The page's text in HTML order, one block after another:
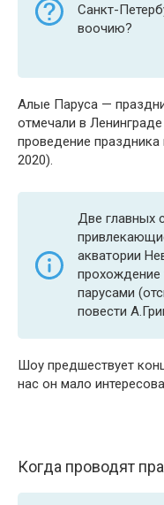
Санкт-
воочию?
Алые Паруса —
отмечали в
проведение
2020).
Две главных
акватории
прохождение
парусами
повести
Шоу предшествует
нас он мало
Когда проводят